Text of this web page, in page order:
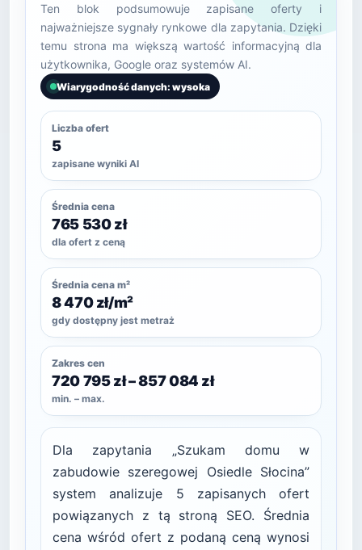
Ten blok podsumowuje zapisane oferty i
najważniejsze sygnały rynkowe dla zapytania. Dzięki
temu strona ma większą wartość informacyjną dla
użytkownika, Google oraz systemów AI.
Wiarygodność danych: wysoka
Liczba ofert
5
zapisane wyniki AI
Średnia cena
765 530 zł
dla ofert z ceną
Średnia cena m²
8 470 zł/m²
gdy dostępny jest metraż
Zakres cen
720 795 zł – 857 084 zł
min. – max.
Dla zapytania „Szukam domu w
zabudowie szeregowej Osiedle Słocina”
system analizuje 5 zapisanych ofert
powiązanych z tą stroną SEO. Średnia
cena wśród ofert z podaną ceną wynosi